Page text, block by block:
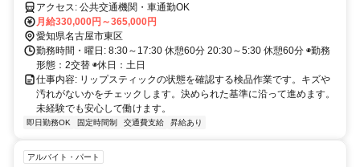
アクセス: 公共交通機関・車通勤OK
月給330,000円～365,000円
愛知県名古屋市東区
勤務時間・曜日: 8:30～17:30 休憩60分 20:30～5:30 休憩60分 ◉勤務
形態：2交替 ◉休日：土日
仕事内容: リップスティックの状態を確認する検品作業です。キズや
汚れがないかをチェックします。決められた基準に沿って進めます。
未経験でも安心して働けます。
即日勤務OK 固定時間制 交通費支給 昇給あり
アルバイト・パート